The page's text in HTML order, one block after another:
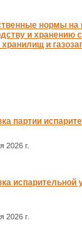
нормы на
и хранению
хранилищ и
партии
2026 г.
испарительной
2026 г.